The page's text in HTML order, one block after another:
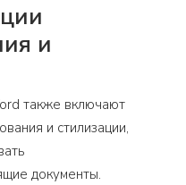
и
также включают
и стилизации,
документы.